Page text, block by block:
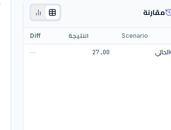
مقارنة
Scenario النتيجة Diff
الحالي 27.00
—